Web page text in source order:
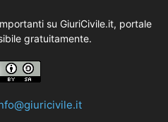
su GiuriCivile.it, portale
gratuitamente.